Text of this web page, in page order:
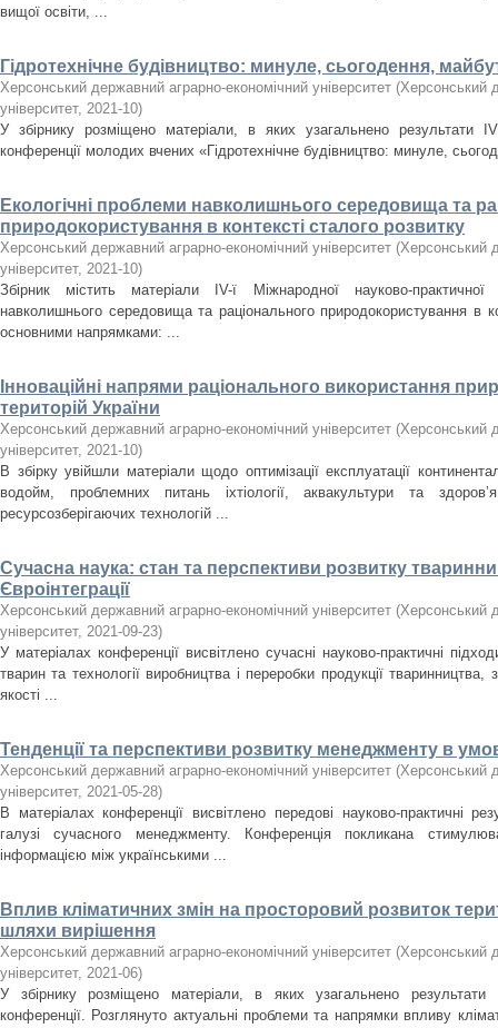
вищої освіти, ...
Гідротехнічне будівництво: минуле, сьогодення,
Херсонський державний аграрно-економічний університет (Херсонський
університет, 2021-10)
У збірнику розміщено матеріали, в яких узагальнено результати ІV
конференції молодих вчених «Гідротехнічне будівництво: минуле,
Екологічні проблеми навколишнього середовища та
природокористування в контексті сталого розвитку
Херсонський державний аграрно-економічний університет (Херсонський
університет, 2021-10)
Збірник містить матеріали ІV-ї Міжнародної науково-практичної
навколишнього середовища та раціонального природокористування в
основними напрямками: ...
Інноваційні напрями раціонального використання
територій України
Херсонський державний аграрно-економічний університет (Херсонський
університет, 2021-10)
В збірку увійшли матеріали щодо оптимізації експлуатації
водойм, проблемних питань іхтіології, аквакультури та
ресурсозберігаючих технологій ...
Сучасна наука: стан та перспективи розвитку
Євроінтеграції
Херсонський державний аграрно-економічний університет (Херсонський
університет, 2021-09-23)
У матеріалах конференції висвітлено сучасні науково-практичні
тварин та технології виробництва і переробки продукції
якості ...
Тенденції та перспективи розвитку менеджменту в
Херсонський державний аграрно-економічний університет (Херсонський
університет, 2021-05-28)
В матеріалах конференції висвітлено передові науково-практичні
галузі сучасного менеджменту. Конференція покликана
інформацією між українськими ...
Вплив кліматичних змін на просторовий розвиток
шляхи вирішення
Херсонський державний аграрно-економічний університет (Херсонський
університет, 2021-06)
У збірнику розміщено матеріали, в яких узагальнено результати
конференції. Розглянуто актуальні проблеми та напрямки впливу